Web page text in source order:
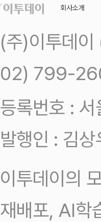
회사소개
(주)이투데
02) 799-
등록번호 :
발행인 : 김
이투데이의
재배포, AI학